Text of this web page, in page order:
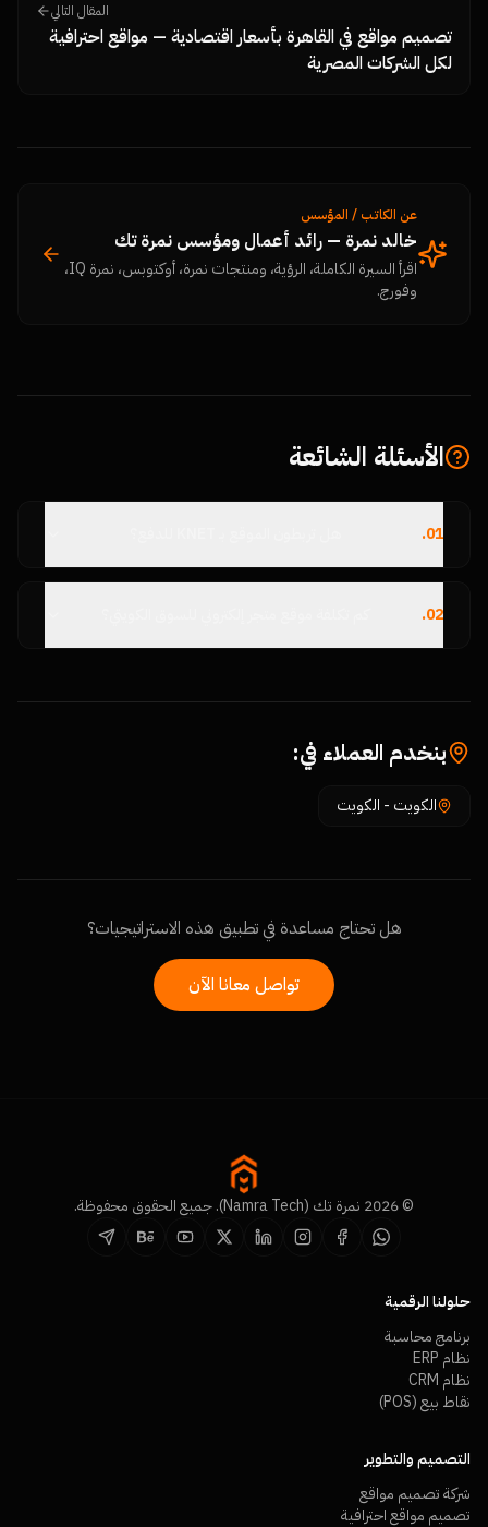
المقال التالي
تصميم مواقع في القاهرة بأسعار اقتصادية — مواقع احترافية
لكل الشركات المصرية
عن الكاتب / المؤسس
خالد نمرة — رائد أعمال ومؤسس نمرة تك
اقرأ السيرة الكاملة، الرؤية، ومنتجات نمرة، أوكتوبس، نمرة IQ،
وفورج.
الأسئلة الشائعة
01
.
02
.
بنخدم العملاء في:
الكويت - الكويت
هل تحتاج مساعدة في تطبيق هذه الاستراتيجيات؟
تواصل معانا الآن
© 2026 نمرة تك (Namra Tech). جميع الحقوق محفوظة.
حلولنا الرقمية
برنامج محاسبة
نظام ERP
نظام CRM
نقاط بيع (POS)
التصميم والتطوير
شركة تصميم مواقع
تصميم مواقع احترافية